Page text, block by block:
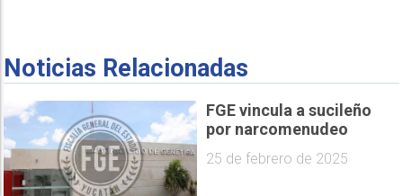
Noticias Relacionadas
FGE vincula a sucileño
por narcomenudeo
25 de febrero de 2025